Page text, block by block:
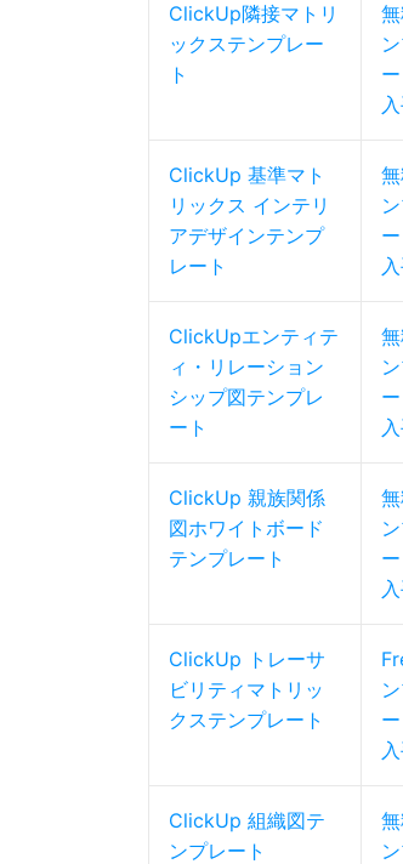
ClickUp隣接マトリ
ックステンプレー
ト
ClickUp 基準マト
リックス インテリ
アデザインテンプ
レート
ClickUpエンティテ
ィ・リレーション
シップ図テンプレ
ート
ClickUp 親族関係
図ホワイトボード
テンプレート
ClickUp トレーサ
ビリティマトリッ
クステンプレート
ClickUp 組織図テ
ンプレート